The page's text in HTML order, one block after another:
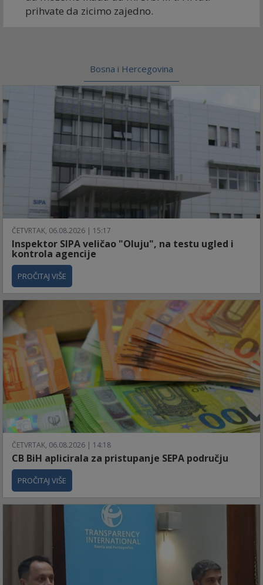
prihvate da zicimo zajedno.
Bosna i Hercegovina
ČETVRTAK, 06.08.2026 | 15:17
Inspektor SIPA veličao "Oluju", na testu ugled i
kontrola agencije
PROČITAJ VIŠE
ČETVRTAK, 06.08.2026 | 14:18
CB BiH aplicirala za pristupanje SEPA području
PROČITAJ VIŠE